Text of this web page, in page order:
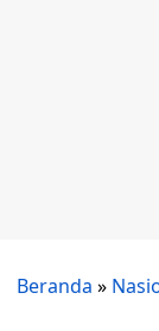
Beranda »